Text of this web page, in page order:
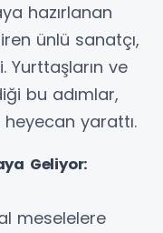
hazırlanan
ünlü sanatçı,
Yurttaşların ve
bu adımlar,
yarattı.
Geliyor:
meselelere